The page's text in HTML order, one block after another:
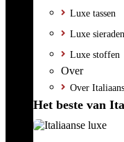
Luxe tassen
Luxe sieraden
Luxe stoffen
Over
Over
Het beste van